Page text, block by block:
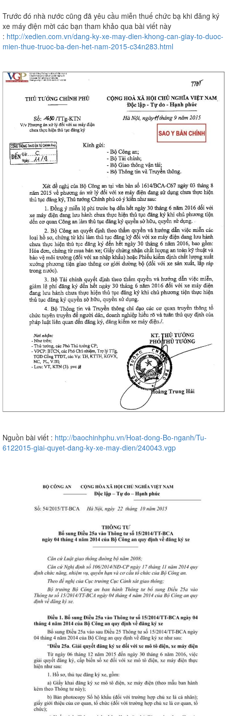
Trước đó nhà nước cũng đã yêu cầu miễn thuế chức bạ khi đăng ký
xe máy điện mời các bạn tham khảo qua bài viết này
: http://xedien.com.vn/dang-ky-xe-may-dien-khong-can-giay-to-duoc-
mien-thue-truoc-ba-den-het-nam-2015-c34n283.html
Nguồn bài viết : http://baochinhphu.vn/Hoat-dong-Bo-nganh/Tu-
6122015-giai-quyet-dang-ky-xe-may-dien/240043.vgp